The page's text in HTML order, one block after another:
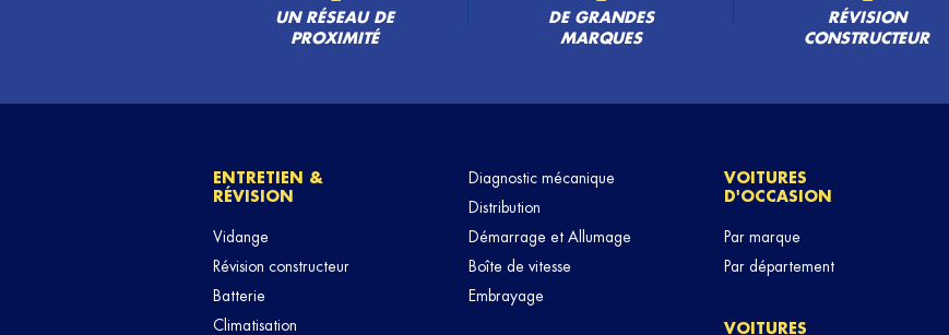
UN RÉSEAU DE
PROXIMITÉ
DE GRANDES
MARQUES
RÉVISION
CONSTRUCTEUR
ENTRETIEN &
RÉVISION
Vidange
Révision constructeur
Batterie
Climatisation
Diagnostic mécanique
Distribution
Démarrage et Allumage
Boîte de vitesse
Embrayage
VOITURES
D'OCCASION
Par marque
Par département
VOITURES